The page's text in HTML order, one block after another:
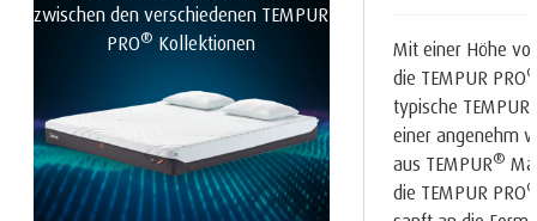
zwischen den verschiedenen TEMPUR
PRO® Kollektionen
Mit einer Höhe
die TEMPUR PRO
typische TEMPUR
einer angenehm
aus TEMPUR®
die TEMPUR PRO